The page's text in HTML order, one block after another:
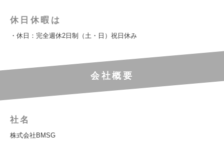
休日休暇は
・休日：完全週休2日制（土・日）祝日休み
会社概要
社名
株式会社BMSG